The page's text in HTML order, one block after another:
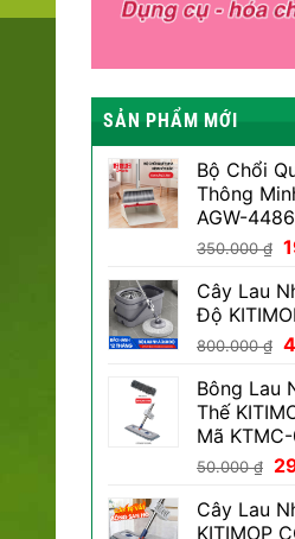
SẢN PHẨM MỚI
Bộ Chổi
Thông
AGW-4486
350.000₫
Cây Lau
Độ
800.000₫
Bông Lau
Thế
Mã KTMC-
50.000₫
là:
Cây Lau
KITIMOP